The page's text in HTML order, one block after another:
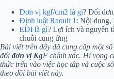
Đơn vị kgf/cm2 là gì? Đổi đơn
Định luật Raoult 1 : Nội dung,
EDI là gì? Lợi ích và nguyên
chuỗi cung ứng
Bài viết trên đây đã cung cấp một
đổi đơn vị KgF chính xác. Hi vọng
thức trên vào việc học tập và cuộc
theo dõi bài viết này.